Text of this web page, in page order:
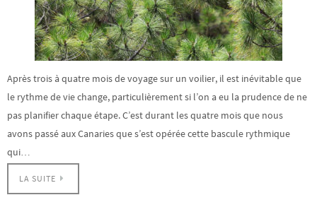
Après trois à quatre mois de voyage sur un voilier, il est inévitable que
le rythme de vie change, particulièrement si l’on a eu la prudence de ne
pas planifier chaque étape. C’est durant les quatre mois que nous
avons passé aux Canaries que s’est opérée cette bascule rythmique
qui…
LA SUITE